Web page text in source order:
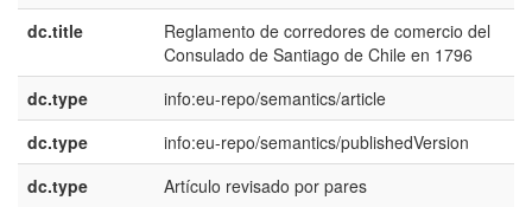
dc.title
Reglamento de corredores de comercio del
Consulado de Santiago de Chile en 1796
dc.type
info:eu-repo/semantics/article
dc.type
info:eu-repo/semantics/publishedVersion
dc.type
Artículo revisado por pares